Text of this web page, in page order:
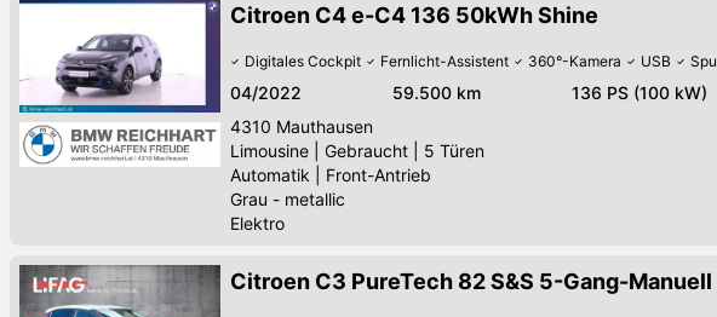
Citroen C4 e-C4 136 50kWh Shine
Digitales Cockpit Fernlicht-Assistent 360°-Kamera USB
04/2022 59.500 km 136 PS (100 kW)
4310 Mauthausen
Limousine
Gebraucht
5 Türen
Automatik
Front-Antrieb
Grau - metallic
Elektro
Citroen C3 PureTech 82 S&S 5-Gang-Manuell